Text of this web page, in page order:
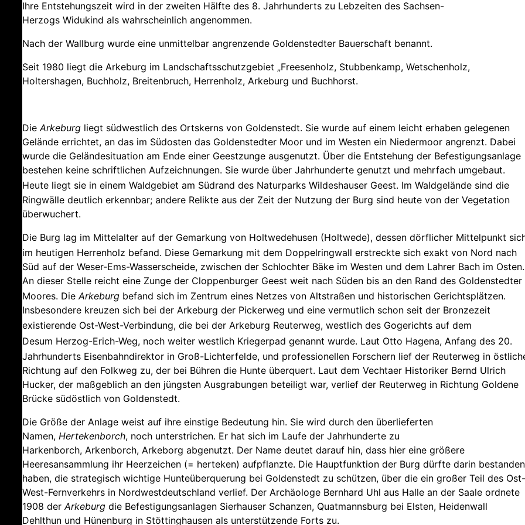
Ihre Entstehungszeit wird in der zweiten Hälfte des 8. Jahrhunderts zu Lebzeiten des Sachsen-
Herzogs Widukind als wahrscheinlich angenommen.
Nach der Wallburg wurde eine unmittelbar angrenzende Goldenstedter Bauerschaft benannt.
Seit 1980 liegt die Arkeburg im Landschaftsschutzgebiet „Freesenholz, Stubbenkamp, Wetschenholz,
Holtershagen, Buchholz, Breitenbruch, Herrenholz, Arkeburg und Buchhorst.
DieArkeburg liegt südwestlich des Ortskerns von Goldenstedt. Sie wurde auf einem leicht erhaben gelegenen
Gelände errichtet, an das im Südosten das Goldenstedter Moor und im Westen ein Niedermoor angrenzt. Dabei
wurde die Geländesituation am Ende einer Geestzunge ausgenutzt. Über die Entstehung der Befestigungsanlage
bestehen keine schriftlichen Aufzeichnungen. Sie wurde über Jahrhunderte genutzt und mehrfach umgebaut.
Heute liegt sie in einem Waldgebiet am Südrand des Naturparks Wildeshauser Geest. Im Waldgelände sind die
Ringwälle deutlich erkennbar; andere Relikte aus der Zeit der Nutzung der Burg sind heute von der Vegetation
überwuchert.
Die Burg lag im Mittelalter auf der Gemarkung von Holtwedehusen (Holtwede), dessen dörflicher Mittelpunkt
im heutigen Herrenholz befand. Diese Gemarkung mit dem Doppelringwall erstreckte sich exakt von Nord nach
Süd auf der Weser-Ems-Wasserscheide, zwischen der Schlochter Bäke im Westen und dem Lahrer Bach im Osten.
An dieser Stelle reicht eine Zunge der Cloppenburger Geest weit nach Süden bis an den Rand des Goldenstedter
Moores. DieArkeburg befand sich im Zentrum eines Netzes von Altstraßen und historischen Gerichtsplätzen.
Insbesondere kreuzen sich bei der Arkeburg der Pickerweg und eine vermutlich schon seit der Bronzezeit
existierende Ost-West-Verbindung, die bei der Arkeburg Reuterweg, westlich des Gogerichts auf dem
Desum Herzog-Erich-Weg, noch weiter westlich Kriegerpad genannt wurde. Laut Otto Hagena, Anfang des 20.
Jahrhunderts Eisenbahndirektor in Groß-Lichterfelde, und professionellen Forschern lief der Reuterweg in
Richtung auf den Folkweg zu, der bei Bühren die Hunte überquert. Laut dem Vechtaer Historiker Bernd Ulrich
Hucker, der maßgeblich an den jüngsten Ausgrabungen beteiligt war, verlief der Reuterweg in Richtung Goldene
Brücke südöstlich von Goldenstedt.
Die Größe der Anlage weist auf ihre einstige Bedeutung hin. Sie wird durch den überlieferten
Namen, Hertekenborch, noch unterstrichen. Er hat sich im Laufe der Jahrhunderte zu
Harkenborch, Arkenborch, Arkeborg abgenutzt. Der Name deutet darauf hin, dass hier eine größere
Heeresansammlung ihr Heerzeichen (= herteken) aufpflanzte. Die Hauptfunktion der Burg dürfte darin bestanden
haben, die strategisch wichtige Hunteüberquerung bei Goldenstedt zu schützen, über die ein großer Teil des Ost-
West-Fernverkehrs in Nordwestdeutschland verlief. Der Archäologe Bernhard Uhl aus Halle an der Saale ordnete
1908 derArkeburg die Befestigungsanlagen Sierhauser Schanzen, Quatmannsburg bei Elsten, Heidenwall
Dehlthun und Hünenburg in Stöttinghausen als unterstützende Forts zu.